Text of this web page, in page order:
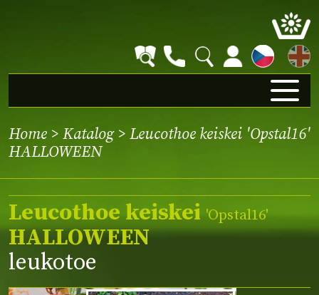
EN
Home > Katalog> Leucothoe keiskei 'Opstal16'
HALLOWEEN
Leucothoe keiskei 'Opstal16'
HALLOWEEN
leukotoe